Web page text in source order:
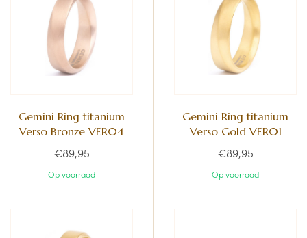
Gemini Ring titanium
Verso Bronze VER04
€89,95
Op voorraad
Gemini Ring titanium
Verso Gold VER01
€89,95
Op voorraad